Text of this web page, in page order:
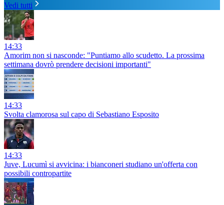
Vedi tutti
14:33
Amorim non si nasconde: "Puntiamo allo scudetto. La prossima
settimana dovrò prendere decisioni importanti"
14:33
Svolta clamorosa sul capo di Sebastiano Esposito
14:33
Juve, Lucumì si avvicina: i bianconeri studiano un'offerta con
possibili contropartite